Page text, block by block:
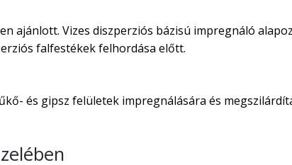
ajánlott. Vizes diszperziós bázisú impregnáló
falfestékek felhordása előtt.
és gipsz felületek impregnálására és